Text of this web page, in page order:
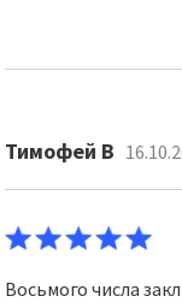
Тимофей В
Восьмого числа